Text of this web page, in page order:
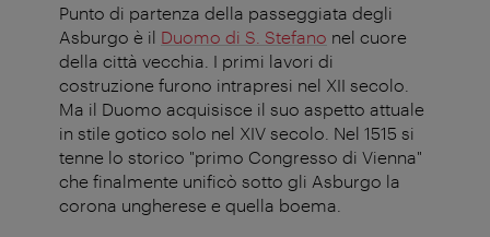
Punto di partenza della passeggiata degli
Asburgo è il Duomo di S. Stefano nel cuore
della città vecchia. I primi lavori di
costruzione furono intrapresi nel XII secolo.
Ma il Duomo acquisisce il suo aspetto attuale
in stile gotico solo nel XIV secolo. Nel 1515 si
tenne lo storico "primo Congresso di Vienna"
che finalmente unificò sotto gli Asburgo la
corona ungherese e quella boema.